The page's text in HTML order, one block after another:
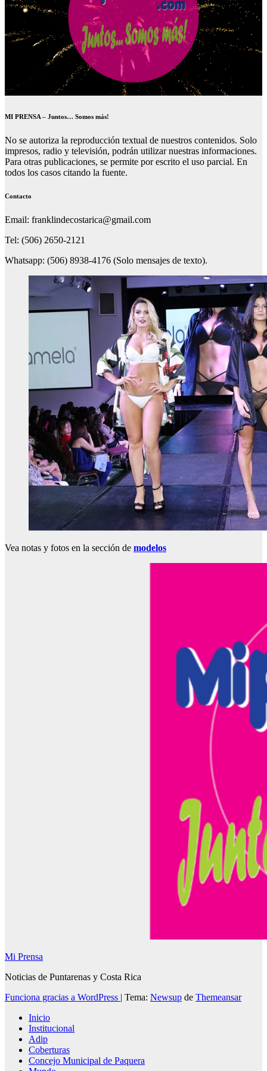
MI PRENSA – Juntos… Somos más!
No se autoriza la reproducción textual de nuestros contenidos. Solo
impresos, radio y televisión, podrán utilizar nuestras informaciones.
Para otras publicaciones, se permite por escrito el uso parcial. En
todos los casos citando la fuente.
Contacto
Email: franklindecostarica@gmail.com
Tel: (506) 2650-2121
Whatsapp: (506) 8938-4176 (Solo mensajes de texto).
Vea notas y fotos en la sección de modelos
Mi Prensa
Noticias de Puntarenas y Costa Rica
Funciona gracias a WordPress
Tema: Newsup de Themeansar
Inicio
Institucional
Adip
Coberturas
Concejo Municipal de Paquera